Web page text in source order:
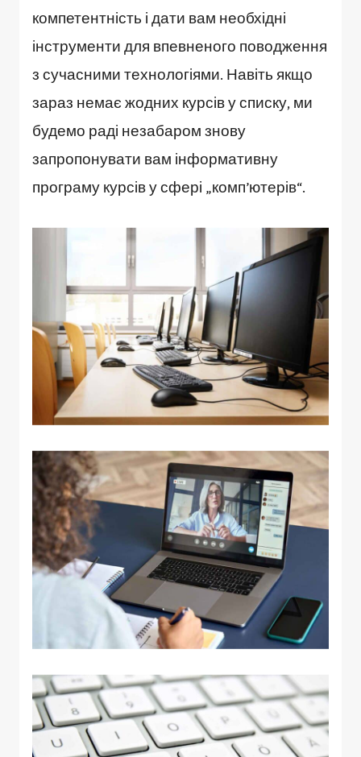
компетентність і дати вам необхідні
інструменти для впевненого поводження
з сучасними технологіями. Навіть якщо
зараз немає жодних курсів у списку, ми
будемо раді незабаром знову
запропонувати вам інформативну
програму курсів у сфері „комп’ютерів“.